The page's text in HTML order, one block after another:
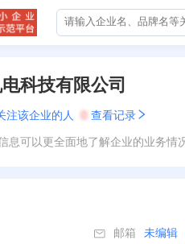
科技有限公司
注该企业的人 0 查看记录
息可以更全面地了解企业的业务
邮箱 未编辑